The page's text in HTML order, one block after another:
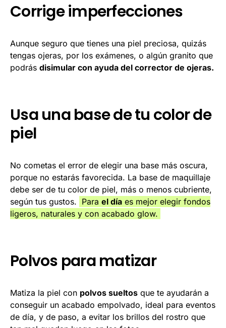
Corrige imperfecciones
Aunque seguro que tienes una piel preciosa, quizás
tengas ojeras, por los exámenes, o algún granito que
podrás disimular con ayuda del corrector de ojeras.
Usa una base de tu color de
piel
No cometas el error de elegir una base más oscura,
porque no estarás favorecida. La base de maquillaje
debe ser de tu color de piel, más o menos cubriente,
según tus gustos. Para el día es mejor elegir fondos
ligeros, naturales y con acabado glow.
Polvos para matizar
Matiza la piel con polvos sueltos que te ayudarán a
conseguir un acabado empolvado, ideal para eventos
de día, y de paso, a evitar los brillos del rostro que